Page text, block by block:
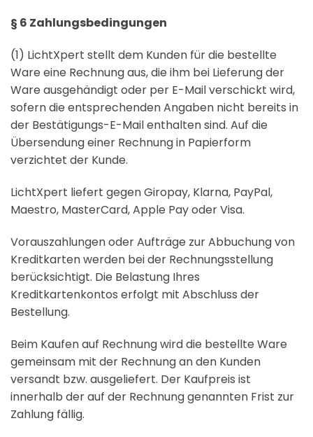
§ 6 Zahlungsbedingungen
(1) LichtXpert stellt dem Kunden für die bestellte
Ware eine Rechnung aus, die ihm bei Lieferung der
Ware ausgehändigt oder per E-Mail verschickt wird,
sofern die entsprechenden Angaben nicht bereits in
der Bestätigungs-E-Mail enthalten sind. Auf die
Übersendung einer Rechnung in Papierform
verzichtet der Kunde.
LichtXpert liefert gegen Giropay, Klarna, PayPal,
Maestro, MasterCard, Apple Pay oder Visa.
Vorauszahlungen oder Aufträge zur Abbuchung von
Kreditkarten werden bei der Rechnungsstellung
berücksichtigt. Die Belastung Ihres
Kreditkartenkontos erfolgt mit Abschluss der
Bestellung.
Beim Kaufen auf Rechnung wird die bestellte Ware
gemeinsam mit der Rechnung an den Kunden
versandt bzw. ausgeliefert. Der Kaufpreis ist
innerhalb der auf der Rechnung genannten Frist zur
Zahlung fällig.